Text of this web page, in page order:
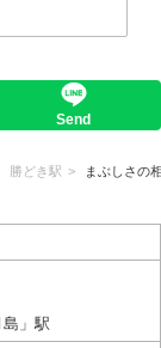
Send
勝どき駅 まぶしさの
」駅